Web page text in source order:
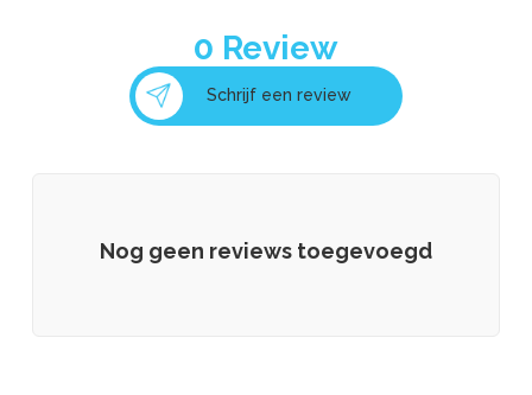
0 Review
Schrijf een review
Nog geen reviews toegevoegd